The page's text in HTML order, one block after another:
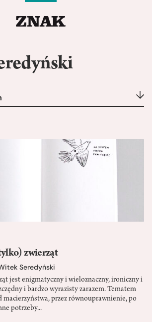
zwierząt
Seredyński
jest enigmatyczny i wieloznaczny, ironiczny i
i bardzo wyrazisty zarazem. Tematem
macierzyństwa, przez równouprawnienie, po
potrzeby...